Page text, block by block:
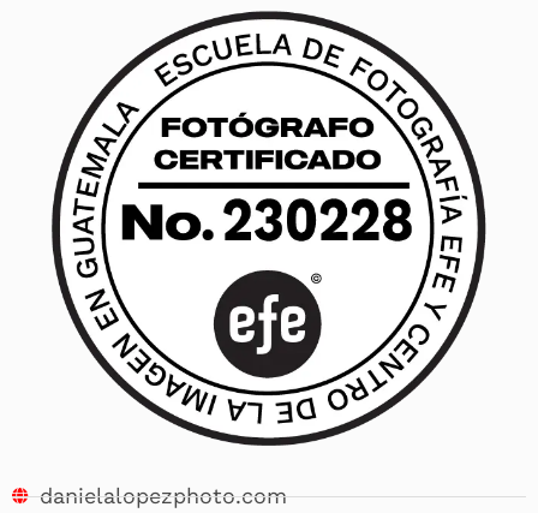
danielalopezphoto.com